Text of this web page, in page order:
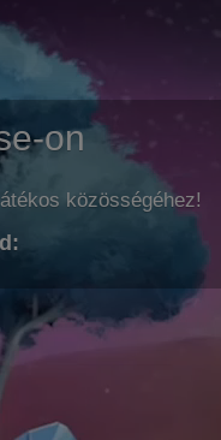
on
közösségéhez!